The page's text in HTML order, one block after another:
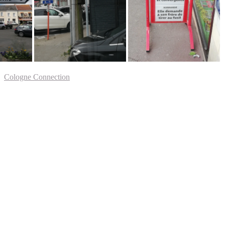
Cologne Connection